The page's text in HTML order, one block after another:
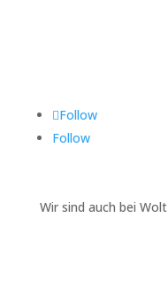
Follow
Follow
Wir sind auch bei Wolt